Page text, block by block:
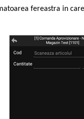
fereastra in